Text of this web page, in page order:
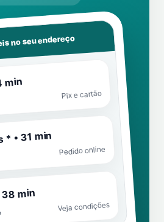
no seu endereço
min
Pix e cartão
• 31 min
Pedido online
min
Veja condições